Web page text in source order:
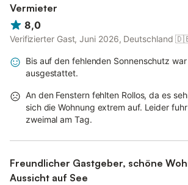
Vermieter
8,0
Verifizierter Gast, Juni 2026, Deutschland
Bis auf den fehlenden Sonnenschutz
ausgestattet.
An den Fenstern fehlten Rollos, da es
sich die Wohnung extrem auf. Leider
zweimal am Tag.
Freundlicher Gastgeber, schöne
Aussicht auf See